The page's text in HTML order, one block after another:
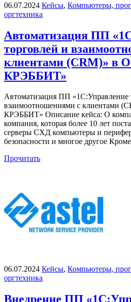
06.07.2024 Кейсы, Компьютеры,
оргтехника
Автоматизация ПП
торговлей и
клиентами (CRM)» в
КРЭББИТ»
Автоматизация ПП «1С:Управление
взаимоотношениями с клиентами
КРЭББИТ» Описание кейса: О
компания, которая более 10 лет
серверы СХД компьютеры и
безопасности и многое другое
Прочитать
06.07.2024 Кейсы, Компьютеры,
оргтехника
Внедрение ПП